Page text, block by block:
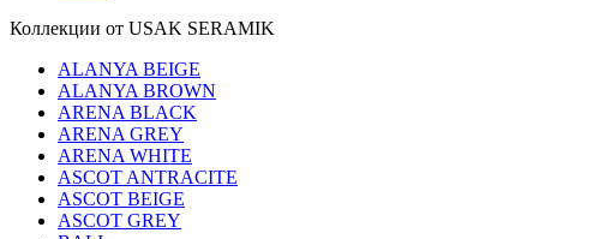
Коллекции от USAK SERAMIK
ALANYA BEIGE
ALANYA BROWN
ARENA BLACK
ARENA GREY
ARENA WHITE
ASCOT ANTRACITE
ASCOT BEIGE
ASCOT GREY